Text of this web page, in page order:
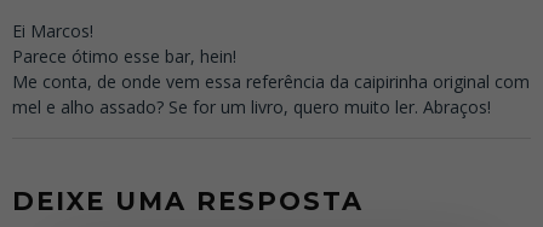
Ei Marcos!
Parece ótimo esse bar, hein!
Me conta, de onde vem essa referência da caipirinha original com
mel e alho assado? Se for um livro, quero muito ler. Abraços!
DEIXE UMA RESPOSTA